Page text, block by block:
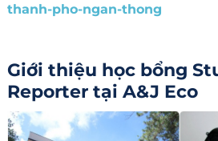
thanh-pho-ngan-thong
Giới thiệu học bổng
Reporter tại A&J Eco